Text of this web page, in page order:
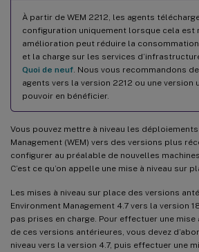
À partir de WEM 2212, les agents
configuration uniquement lorsque cela est
amélioration peut réduire la
et la charge sur les services
Quoi de neuf . Nous vous recommandons
agents vers la version 2212 ou une version
pouvoir en bénéficier.
Vous pouvez mettre à niveau les
Management (WEM) vers des versions plus
configurer au préalable de nouvelles
C’est ce qu’on appelle une mise à niveau sur
Les mises à niveau sur place des versions
Environment Management 4.7 vers la version
pas prises en charge. Pour effectuer une mise
de ces versions antérieures, vous devez
niveau vers la version 4.7, puis effectuer une